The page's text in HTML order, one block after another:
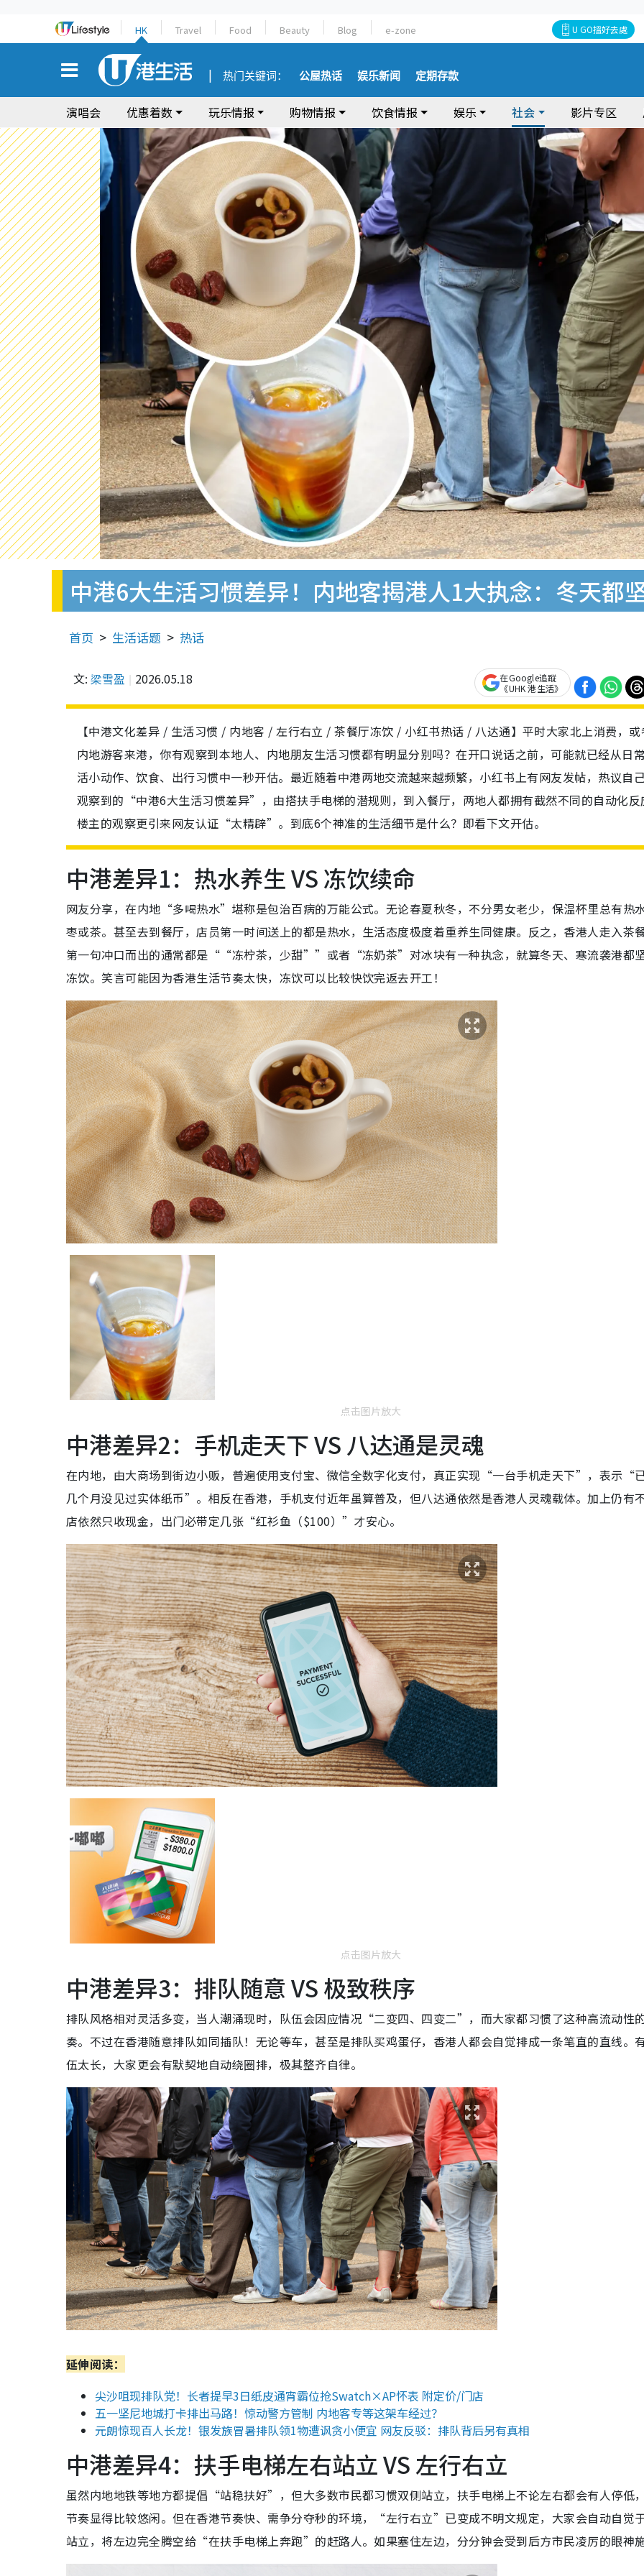
HK Travel Food Beauty Blog e-zone U GO搵好去處
热门关键词： 公屋热话 娱乐新闻 定期存款
演唱会 优惠着数 玩乐情报 购物情报 饮食情报 娱乐 社会 影片专区
中港6大生活习惯差异！内地客揭港人1大执念：冬天都
首页 生活话题 热话
文: 梁雪盈 2026.05.18
在Google追蹤
《UHK 港生活》
【中港文化差异 / 生活习惯 / 内地客 / 左行右立 / 茶餐厅冻饮 / 小红书热话 / 八达通】平时大家北上消费，或
内地游客来港，你有观察到本地人、内地朋友生活习惯都有明显分别吗？在开口说话之前，可能就已经从日
活小动作、饮食、出行习惯中一秒开估。最近随着中港两地交流越来越频繁，小红书上有网友发帖，热议自
观察到的“中港6大生活习惯差异”，由搭扶手电梯的潜规则，到入餐厅，两地人都拥有截然不同的自动化反
楼主的观察更引来网友认证“太精辟”。到底6个神准的生活细节是什么？即看下文开估。
中港差异1：热水养生 VS 冻饮续命
网友分享，在内地“多喝热水”堪称是包治百病的万能公式。无论春夏秋冬，不分男女老少，保温杯里总有热
枣或茶。甚至去到餐厅，店员第一时间送上的都是热水，生活态度极度着重养生同健康。反之，香港人走入茶餐
第一句冲口而出的通常都是““冻柠茶，少甜””或者“冻奶茶”对冰块有一种执念，就算冬天、寒流袭港都
冻饮。笑言可能因为香港生活节奏太快，冻饮可以比较快饮完返去开工！
点击图片放大
中港差异2：手机走天下 VS 八达通是灵魂
在内地，由大商场到街边小贩，普遍使用支付宝、微信全数字化支付，真正实现“一台手机走天下”，表示“
几个月没见过实体纸币”。相反在香港，手机支付近年虽算普及，但八达通依然是香港人灵魂载体。加上仍有
店依然只收现金，出门必带定几张“红衫鱼（$100）”才安心。
点击图片放大
中港差异3：排队随意 VS 极致秩序
排队风格相对灵活多变，当人潮涌现时，队伍会因应情况“二变四、四变二”，而大家都习惯了这种高流动性
奏。不过在香港随意排队如同插队！无论等车，甚至是排队买鸡蛋仔，香港人都会自觉排成一条笔直的直线。
伍太长，大家更会有默契地自动绕圈排，极其整齐自律。
延伸阅读：
尖沙咀现排队党！长者提早3日纸皮通宵霸位抢Swatch×AP怀表 附定价/门店
五一坚尼地城打卡排出马路！惊动警方管制 内地客专等这架车经过？
元朗惊现百人长龙！银发族冒暑排队领1物遭讽贪小便宜 网友反驳：排队背后另有真相
中港差异4：扶手电梯左右站立 VS 左行右立
虽然内地地铁等地方都提倡“站稳扶好”，但大多数市民都习惯双侧站立，扶手电梯上不论左右都会有人停低
节奏显得比较悠闲。但在香港节奏快、需争分夺秒的环境，“左行右立”已变成不明文规定，大家会自动自觉
站立，将左边完全腾空给“在扶手电梯上奔跑”的赶路人。如果塞住左边，分分钟会受到后方市民凌厉的眼神施